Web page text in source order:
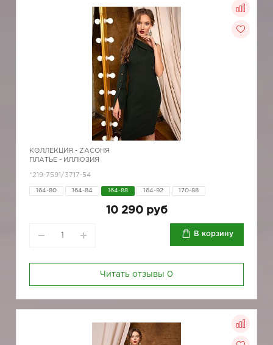
КОЛЛЕКЦИЯ - ZAСОНЯ
ПЛАТЬЕ - ИЛЛЮЗИЯ
*219-7591/3717-54
164-80 164-84 164-88 164-92 170-88
10 290 руб
В корзину
Читать отзывы 0